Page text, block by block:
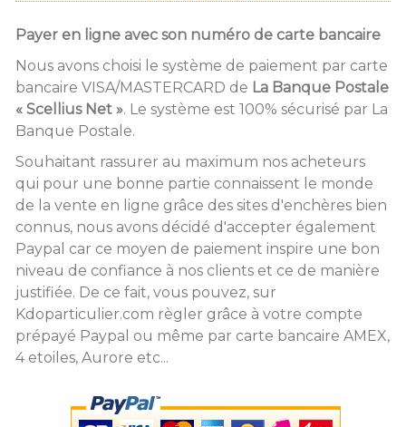
Payer en ligne avec son numéro de carte bancaire
Nous avons choisi le système de paiement par carte
bancaire VISA/MASTERCARD de La Banque Postale
« Scellius Net ». Le système est 100% sécurisé par La
Banque Postale.
Souhaitant rassurer au maximum nos acheteurs
qui pour une bonne partie connaissent le monde
de la vente en ligne grâce des sites d'enchères bien
connus, nous avons décidé d'accepter également
Paypal car ce moyen de paiement inspire une bon
niveau de confiance à nos clients et ce de manière
justifiée. De ce fait, vous pouvez, sur
Kdoparticulier.com règler grâce à votre compte
prépayé Paypal ou même par carte bancaire AMEX,
4 etoiles, Aurore etc...